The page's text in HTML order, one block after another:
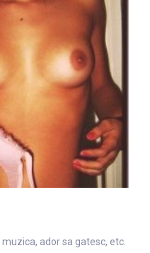
ador sa gatesc, etc.